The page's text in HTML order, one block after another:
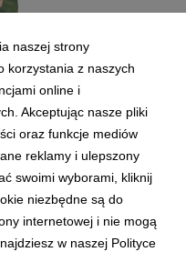
Producentów Owoców i
Zespół ds. komunikacji roli
człowieka
015
naszej strony
korzystania z naszych
online i
Akceptując nasze pliki
oraz funkcje mediów
reklamy i ulepszony
swoimi wyborami, kliknij
niezbędne są do
internetowej i nie mogą
w naszej Polityce